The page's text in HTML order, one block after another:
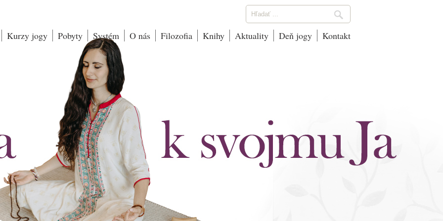
Kurzy jogy Pobyty Systém O nás Filozofia Knihy Aktuality Deň jogy Kontakt